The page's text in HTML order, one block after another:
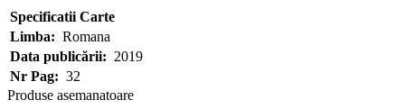
Specificatii Carte
Limba: Romana
Data publicării: 2019
Nr Pag: 32
Produse asemanatoare